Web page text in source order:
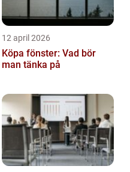
12 april 2026
Köpa fönster: Vad bör
man tänka på